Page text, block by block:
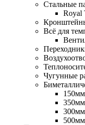
Стальные
Royal
Всё для
Чугунные
150мм
350мм
300мм
500мм